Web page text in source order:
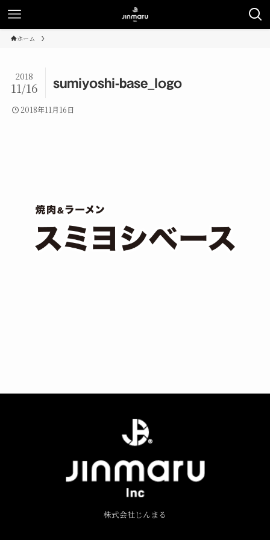
ホーム
sumiyoshi-base_logo
2018
11/16
2018年11月16日
株式会社じんまる